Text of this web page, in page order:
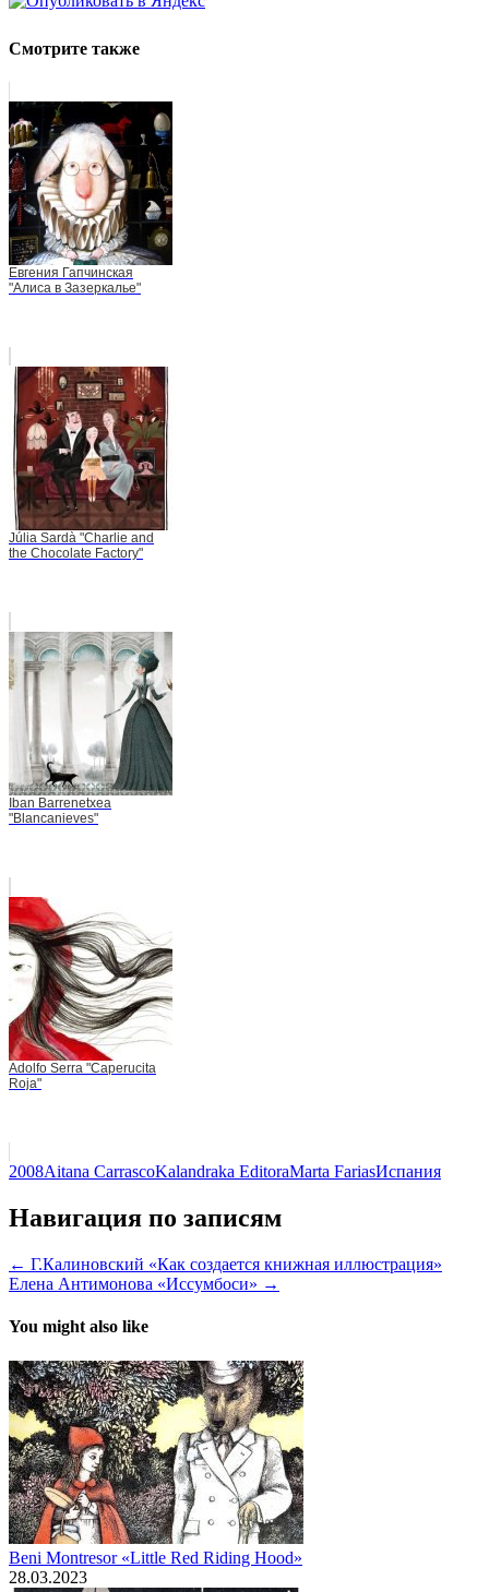
Смотрите также
Евгения Гапчинская
"Алиса в Зазеркалье"
Júlia Sardà "Charlie and
the Chocolate Factory"
Iban Barrenetxea
"Blancanieves"
Adolfo Serra "Caperucita
Roja"
2008Aitana CarrascoKalandraka EditoraMarta FariasИспания
Навигация по записям
← Г.Калиновский «Как создается книжная иллюстрация»
Елена Антимонова «Иссумбоси» →
You might also like
Beni Montresor «Little Red Riding Hood»
28.03.2023